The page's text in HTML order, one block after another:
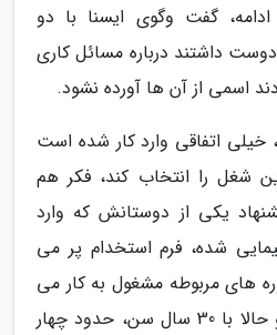
گفت وگوی ایسنا با دو
دوست داشتند درباره مسائل کاری
اسمی از آن ها آورده نشود.
خیلی اتفاقی وارد کار شده است
شغل را انتخاب کند، فکر هم
یکی از دوستانش که وارد
شده، فرم استخدام پر می
های مربوطه مشغول به کار می
شود. مهندس برق است و حالا با 30 سال سن، حدود چهار